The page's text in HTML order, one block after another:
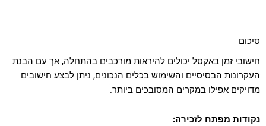
סיכום
חישובי זמן באקסל יכולים להיראות מורכבים בהתחלה, אך עם הבנת
העקרונות הבסיסיים והשימוש בכלים הנכונים, ניתן לבצע חישובים
מדויקים אפילו במקרים המסובכים ביותר.
נקודות מפתח לזכירה: